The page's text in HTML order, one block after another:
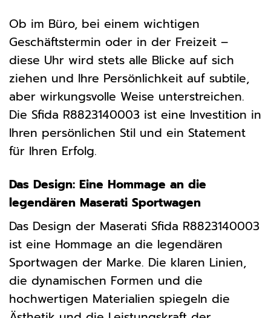
Ob im Büro, bei einem wichtigen
Geschäftstermin oder in der Freizeit –
diese Uhr wird stets alle Blicke auf sich
ziehen und Ihre Persönlichkeit auf subtile,
aber wirkungsvolle Weise unterstreichen.
Die Sfida R8823140003 ist eine Investition in
Ihren persönlichen Stil und ein Statement
für Ihren Erfolg.
Das Design: Eine Hommage an die
legendären Maserati Sportwagen
Das Design der Maserati Sfida R8823140003
ist eine Hommage an die legendären
Sportwagen der Marke. Die klaren Linien,
die dynamischen Formen und die
hochwertigen Materialien spiegeln die